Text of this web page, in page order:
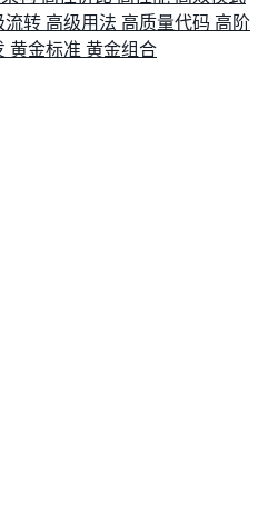
流转 高级用法 高质量代码 高阶
黄金标准 黄金组合